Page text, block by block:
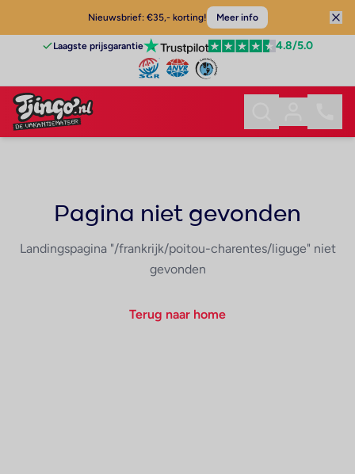
Nieuwsbrief: €35,- korting! Meer info
Laagste prijsgarantie 4.8/5.0
Pagina niet gevonden
Landingspagina "/frankrijk/poitou-charentes/liguge" niet
gevonden
Terug naar home